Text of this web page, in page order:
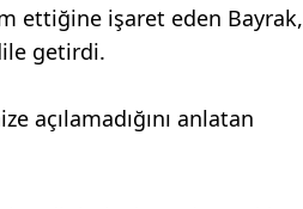
ettiğine işaret eden Bayrak,
getirdi.
açılamadığını anlatan